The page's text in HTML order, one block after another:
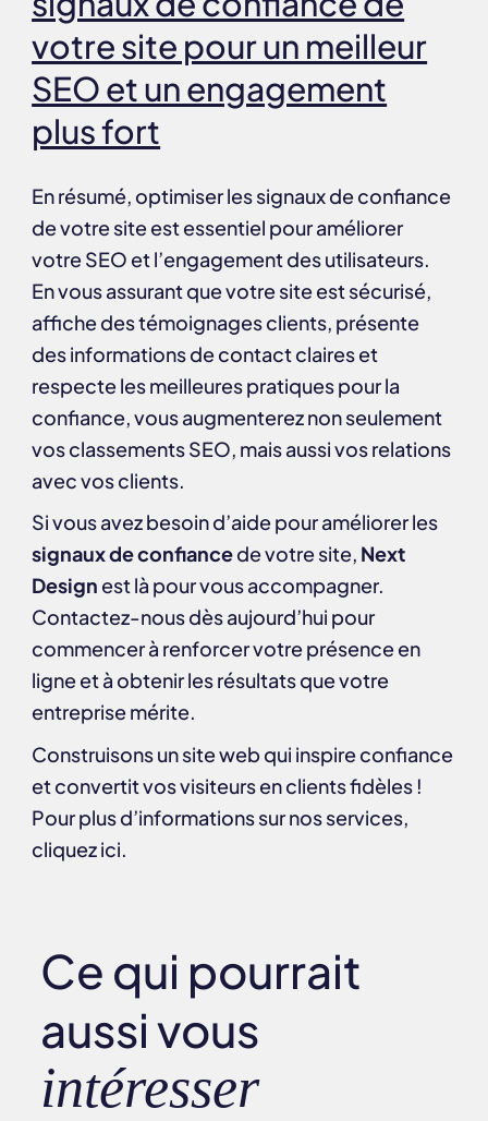
votre site pour un meilleur
SEO et un engagement
plus fort
En résumé, optimiser les signaux de confiance
de votre site est essentiel pour améliorer
votre SEO et l’engagement des utilisateurs.
En vous assurant que votre site est sécurisé,
affiche des témoignages clients, présente
des informations de contact claires et
respecte les meilleures pratiques pour la
confiance, vous augmenterez non seulement
vos classements SEO, mais aussi vos relations
avec vos clients.
Si vous avez besoin d’aide pour améliorer les
signaux de confiancede votre site, Next
Design est là pour vous accompagner.
Contactez-nousdès aujourd’hui pour
commencer à renforcer votre présence en
ligne et à obtenir les résultats que votre
entreprise mérite.
Construisons un site web qui inspire confiance
et convertit vos visiteurs en clients fidèles !
Pour plus d’informations sur nos services,
cliquezici.
Ce qui pourrait
aussi vous
intéresser